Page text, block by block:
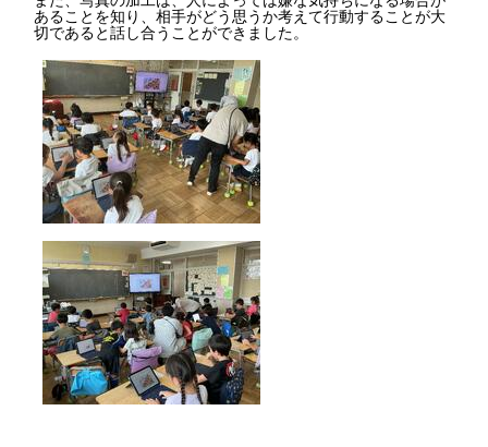
あることを知り、相手がどう思うか考えて行動することが大
切であると話し合うことができました。